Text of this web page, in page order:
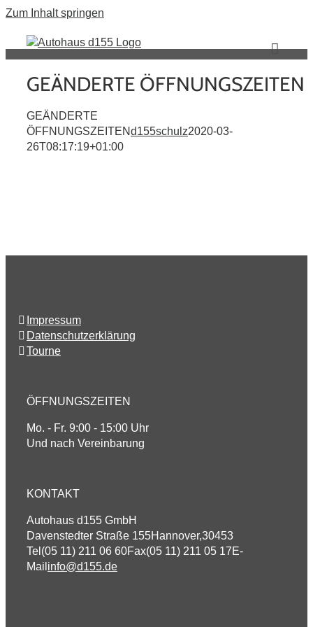
Zum Inhalt springen
GEÄNDERTE ÖFFNUNGSZEITEN
GEÄNDERTE
ÖFFNUNGSZEITENd155schulz2020-03-
26T08:17:19+01:00
Impressum
Datenschutzerklärung
Tourne
ÖFFNUNGSZEITEN
Mo. - Fr. 9:00 - 15:00 Uhr
Und nach Vereinbarung
KONTAKT
Autohaus d155 GmbH
Davenstedter Straße 155Hannover,30453
Tel (05 11) 211 06 60Fax(05 11) 211 05 17E-
Mail info@d155.de